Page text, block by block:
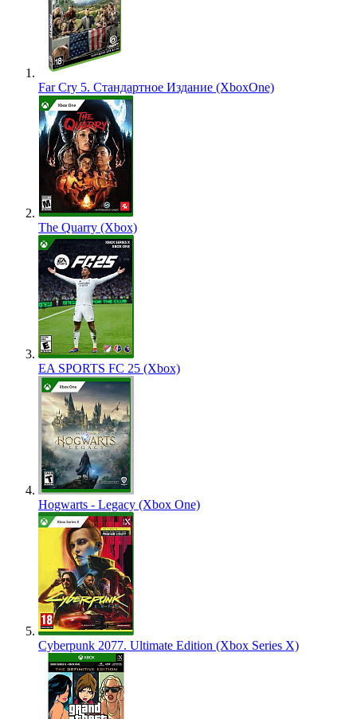
Far Cry 5. Стандартное Издание (XboxOne)
The Quarry (Xbox)
EA SPORTS FC 25 (Xbox)
Hogwarts - Legacy (Xbox One)
Cyberpunk 2077. Ultimate Edition (Xbox Series X)